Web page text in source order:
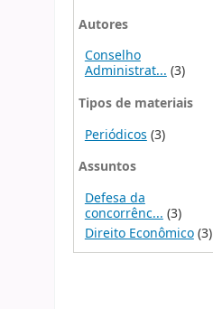
Autores
Conselho
Administrat...(3)
Tipos de materiais
Periódicos (3)
Assuntos
Defesa da
concorrênc... (3)
Direito Econômico(3)